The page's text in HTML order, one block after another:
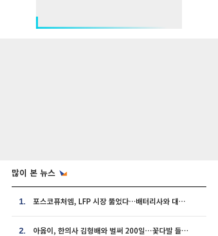
많이 본 뉴스
1. 포스코퓨처엠, LFP 시장 뚫었다…배터리사와 대규모 장기 공급 합의
2. 아옳이, 한의사 김형배와 벌써 200일⋯꽃다발 들고 "프러포즈 아냐"